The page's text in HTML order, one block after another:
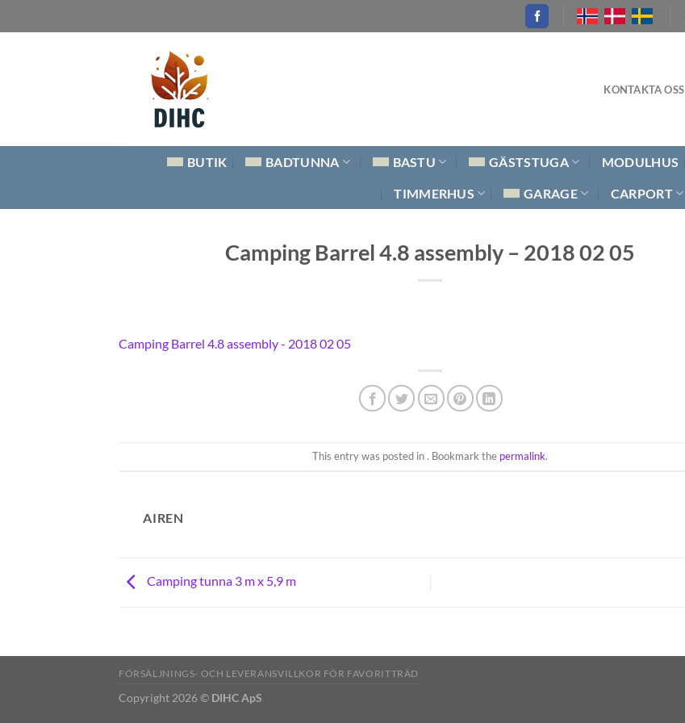
to
KONTAKTA OSS
BUTIK BADTUNNA BASTU GÄSTSTUGA MODULHUS
TIMMERHUS GARAGE CARPORT
Camping Barrel 4.8 assembly – 2018 02 05
Camping Barrel 4.8 assembly - 2018 02 05
This entry was posted in . Bookmark the permalink.
AIREN
Camping tunna 3 m x 5,9 m
FÖRSÄLJNINGS- OCH LEVERANSVILLKOR FÖR FAVORITTRÄD
Copyright 2026 © DIHC ApS